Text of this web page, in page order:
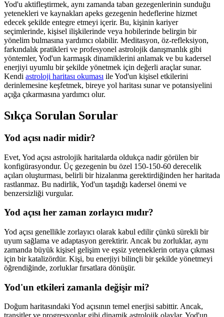
Yod'u aktifleştirmek, aynı zamanda taban gezegenlerinin sunduğu
yetenekleri ve kaynakları apeks gezegenin hedeflerine hizmet
edecek şekilde entegre etmeyi içerir. Bu, kişinin kariyer
seçimlerinde, kişisel ilişkilerinde veya hobilerinde belirgin bir
yönelim bulmasına yardımcı olabilir. Meditasyon, öz-refleksiyon,
farkındalık pratikleri ve profesyonel astrolojik danışmanlık gibi
yöntemler, Yod'un karmaşık dinamiklerini anlamak ve bu kadersel
enerjiyi uyumlu bir şekilde yönetmek için değerli araçlar sunar.
Kendi astroloji haritası okuması ile Yod'un kişisel etkilerini
derinlemesine keşfetmek, bireye yol haritası sunar ve potansiyelini
açığa çıkarmasına yardımcı olur.
Sıkça Sorulan Sorular
Yod açısı nadir midir?
Evet, Yod açısı astrolojik haritalarda oldukça nadir görülen bir
konfigürasyondur. Üç gezegenin bu özel 150-150-60 derecelik
açıları oluşturması, belirli bir hizalanma gerektirdiğinden her haritada
rastlanmaz. Bu nadirlik, Yod'un taşıdığı kadersel önemi ve
benzersizliği vurgular.
Yod açısı her zaman zorlayıcı mıdır?
Yod açısı genellikle zorlayıcı olarak kabul edilir çünkü sürekli bir
uyum sağlama ve adaptasyon gerektirir. Ancak bu zorluklar, aynı
zamanda büyük kişisel gelişim ve eşsiz yeteneklerin ortaya çıkması
için bir katalizördür. Kişi, bu enerjiyi bilinçli bir şekilde yönetmeyi
öğrendiğinde, zorluklar fırsatlara dönüşür.
Yod'un etkileri zamanla değişir mi?
Doğum haritasındaki Yod açısının temel enerjisi sabittir. Ancak,